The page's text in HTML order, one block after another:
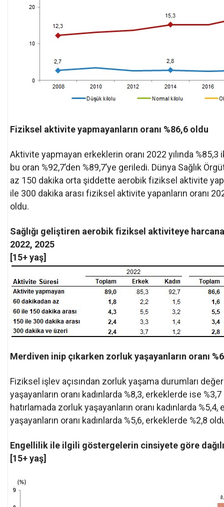
Fiziksel aktivite yapmayanların oranı %86,6 oldu
Aktivite yapmayan erkeklerin oranı 2022 yılında %85,3
bu oran %92,7’den %89,7’ye geriledi. Dünya Sağlık
az 150 dakika orta şiddette aerobik fiziksel aktivite
ile 300 dakika arası fiziksel aktivite yapanların oranı
oldu.
Sağlığı geliştiren aerobik fiziksel aktiviteye
2022, 2025
[15+ yaş]
Merdiven inip çıkarken zorluk yaşayanların oranı
Fiziksel işlev açısından zorluk yaşama durumları
yaşayanların oranı kadınlarda %8,3, erkeklerde ise
hatırlamada zorluk yaşayanların oranı kadınlarda
yaşayanların oranı kadınlarda %5,6, erkeklerde %2,8
Engellilik ile ilgili göstergelerin cinsiyete göre
[15+ yaş]